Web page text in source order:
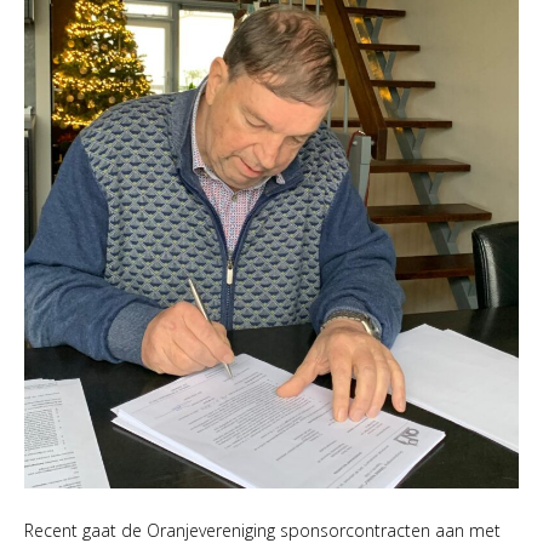
Recent gaat de Oranjevereniging sponsorcontracten aan met